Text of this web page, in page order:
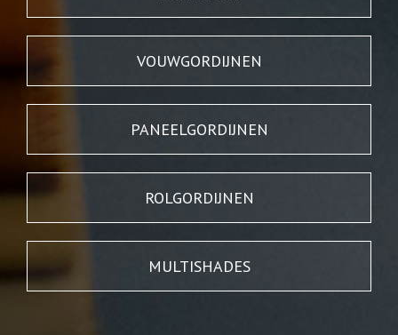
VOUWGORDIJNEN
PANEELGORDIJNEN
ROLGORDIJNEN
MULTISHADES